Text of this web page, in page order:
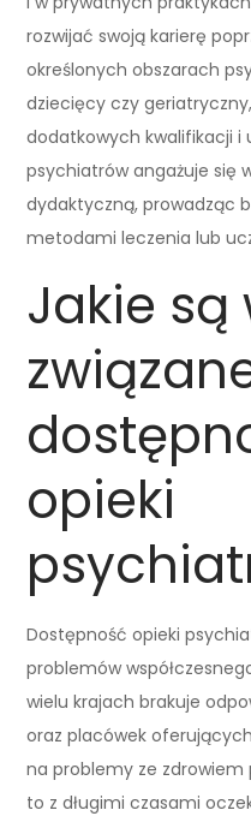
rozwijać swoją karierę
określonych obszarach
dziecięcy czy
dodatkowych kwalifikacji i
psychiatrów angażuje się
dydaktyczną, prowadząc
metodami leczenia lub
Jakie są
opieki
Dostępność opieki
problemów
wielu krajach brakuje
oraz placówek
na problemy ze zdrowiem
to z długimi czasami